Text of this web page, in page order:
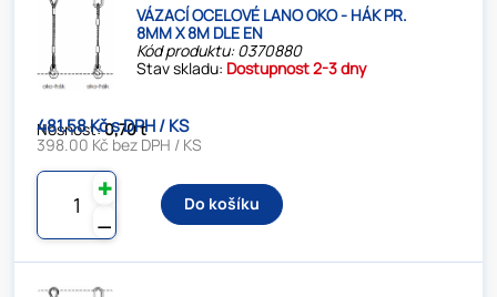
VÁZACÍ OCELOVÉ LANO OKO - HÁK PR.
8MM X 8M DLE EN
Kód produktu: 0370880
Stav skladu: Dostupnost 2-3 dny
Nosnost:0,70 t
481.58 Kč s DPH / KS
398.00 Kč bez DPH / KS
⚊
✚
Do košíku